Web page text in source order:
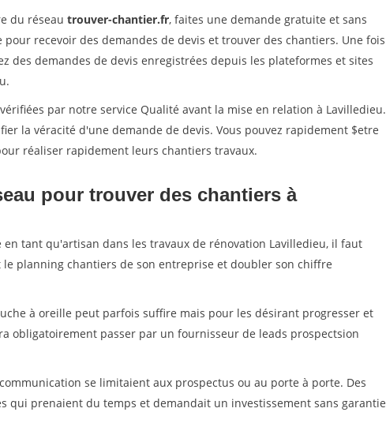
du réseau trouver-chantier.fr, faites une demande gratuite et sans
recevoir des demandes de devis et trouver des chantiers. Une fois
des demandes de devis enregistrées depuis les plateformes et sites
par notre service Qualité avant la mise en relation à Lavilledieu.
la véracité d'une demande de devis. Vous pouvez rapidement $etre
réaliser rapidement leurs chantiers travaux.
pour trouver des chantiers à
tant qu'artisan dans les travaux de rénovation Lavilledieu, il faut
planning chantiers de son entreprise et doubler son chiffre
à oreille peut parfois suffire mais pour les désirant progresser et
obligatoirement passer par un fournisseur de leads prospectsion
se limitaient aux prospectus ou au porte à porte. Des
qui prenaient du temps et demandait un investissement sans garantie